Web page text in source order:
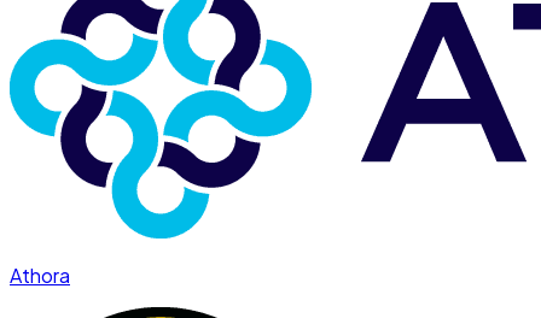
Athora